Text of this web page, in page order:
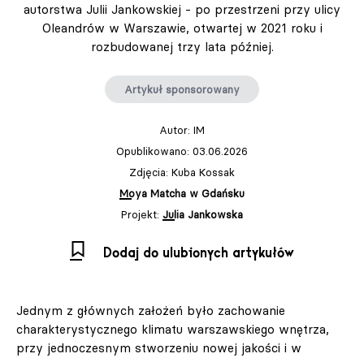
autorstwa Julii Jankowskiej - po przestrzeni przy ulicy
Oleandrów w Warszawie, otwartej w 2021 roku i
rozbudowanej trzy lata później.
Artykuł sponsorowany
Autor: IM
Opublikowano: 03.06.2026
Zdjęcia: Kuba Kossak
Moya Matcha w Gdańsku
Projekt: Julia Jankowska
Dodaj do ulubionych artykułów
Jednym z głównych założeń było zachowanie
charakterystycznego klimatu warszawskiego wnętrza,
przy jednoczesnym stworzeniu nowej jakości i w